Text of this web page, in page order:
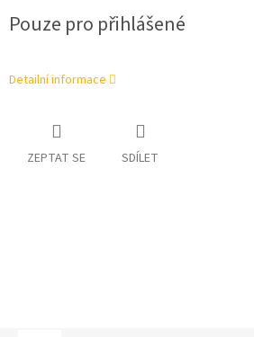
cena:
Pouze pro přihlášené
Detailní informace
ZEPTAT SE SDÍLET